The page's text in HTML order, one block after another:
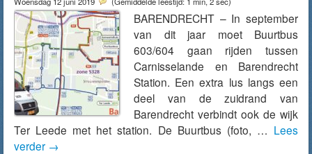
BARENDRECHT – In september
van dit jaar moet Buurtbus
603/604 gaan rijden tussen
Carnisselande en Barendrecht
Station. Een extra lus langs een
deel van de zuidrand van
Barendrecht verbindt ook de wijk
Ter Leede met het station. De Buurtbus (foto, … Lees
verder →